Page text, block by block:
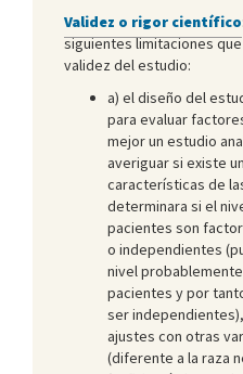
Validez o rigor científico
siguientes limitaciones
validez del estudio:
a) el diseño del
para evaluar
mejor un estudio
averiguar si existe
características de
determinara si el
pacientes son
o independientes
nivel
pacientes y por
ser
ajustes con otras
(diferente a la raza